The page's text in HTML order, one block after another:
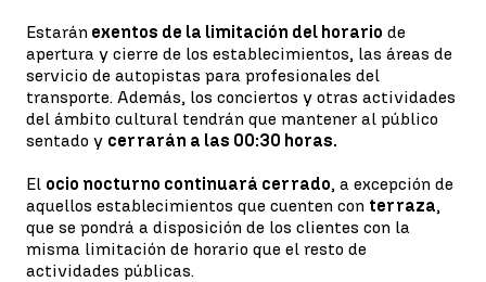
Estarán exentos de la limitación del horario de
apertura y cierre de los establecimientos, las áreas de
servicio de autopistas para profesionales del
transporte. Además, los conciertos y otras actividades
del ámbito cultural tendrán que mantener al público
sentado y cerrarán a las 00:30 horas.
El ocio nocturno continuará cerrado, a excepción de
aquellos establecimientos que cuenten con terraza,
que se pondrá a disposición de los clientes con la
misma limitación de horario que el resto de
actividades públicas.